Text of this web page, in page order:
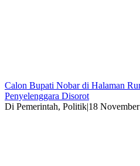
Calon Bupati Nobar di Halaman
Penyelenggara Disorot
Di Pemerintah, Politik|18